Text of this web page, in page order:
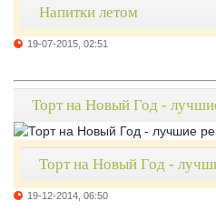
Напитки летом
19-07-2015, 02:51
Торт на Новый Год -
Торт на Новый Год -
19-12-2014, 06:50